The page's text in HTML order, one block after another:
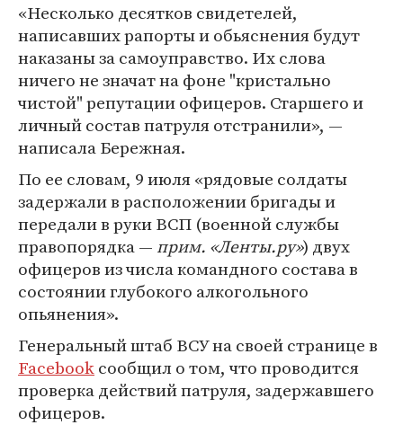
«Несколько десятков свидетелей,
написавших рапорты и обьяснения будут
наказаны за самоуправство. Их слова
ничего не значат на фоне "кристально
чистой" репутации офицеров. Старшего и
личный состав патруля отстранили», —
написала Бережная.
По ее словам, 9 июля «рядовые солдаты
задержали в расположении бригады и
передали в руки ВСП (военной службы
правопорядка — прим. «Ленты.ру») двух
офицеров из числа командного состава в
состоянии глубокого алкогольного
опьянения».
Генеральный штаб ВСУ на своей странице в
Facebookсообщил о том, что проводится
проверка действий патруля, задержавшего
офицеров.